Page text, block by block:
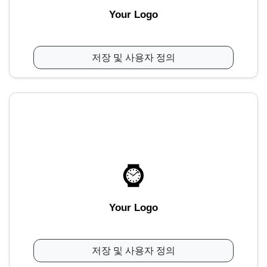
Your Logo
저장 및 사용자 정의
Your Logo
저장 및 사용자 정의